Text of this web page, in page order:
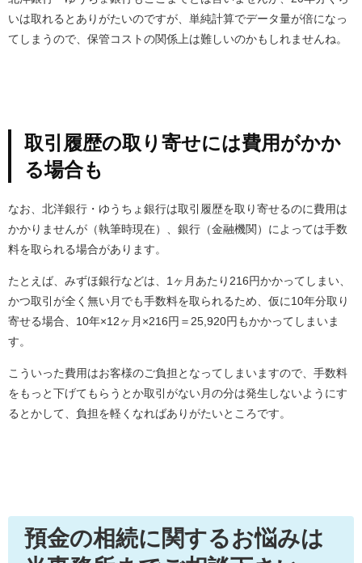
いは取れるとありがたいのですが、単純計算でデータ量が倍になっ
てしまうので、保管コストの関係上は難しいのかもしれませんね。
取引履歴の取り寄せには費用がかか
る場合も
なお、北洋銀行・ゆうちょ銀行は取引履歴を取り寄せるのに費用は
かかりませんが（執筆時現在）、銀行（金融機関）によっては手数
料を取られる場合があります。
たとえば、みずほ銀行などは、1ヶ月あたり216円かかってしまい、
かつ取引が全く無い月でも手数料を取られるため、仮に10年分取り
寄せる場合、10年×12ヶ月×216円＝25,920円もかかってしまいま
す。
こういった費用はお客様のご負担となってしまいますので、手数料
をもっと下げてもらうとか取引がない月の分は発生しないようにす
るとかして、負担を軽くなればありがたいところです。
預金の相続に関するお悩みは